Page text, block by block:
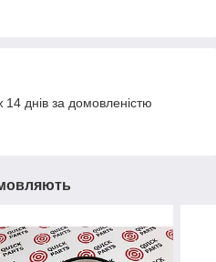
днів за домовленістю